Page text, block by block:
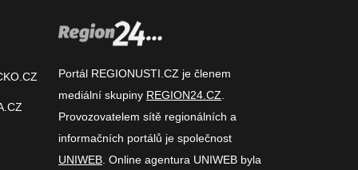
Portál REGIONUSTI.CZ je členem
mediální skupiny REGION24.CZ
Provozovatelem sítě regionálních a
informačních portálů je společnost
UNIWEB . Online agentura UNIWEB byla